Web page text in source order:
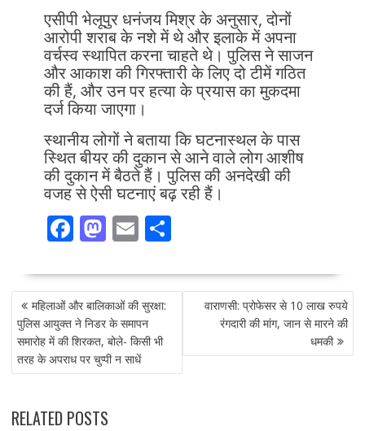
एसीपी भेलूपुर धनंजय मिश्र के अनुसार, दोनों
आरोपी शराब के नशे में थे और इलाके में अपना
वर्चस्व स्थापित करना चाहते थे। पुलिस ने साजन
और आकाश की गिरफ्तारी के लिए दो टीमें गठित
की हैं, और उन पर हत्या के प्रयास का मुकदमा
दर्ज किया जाएगा।
स्थानीय लोगों ने बताया कि घटनास्थल के पास
स्थित बीयर की दुकान से आने वाले लोग आशीष
की दुकान में बैठते हैं। पुलिस की अनदेखी की
वजह से ऐसी घटनाएं बढ़ रही हैं।
F
e
b
o
o
k
M
to
d
o
n
E
ai
l
S
ar
POST
NAVIGATION
महिलाओं और बालिकाओं की सुरक्षा:
पुलिस आयुक्त ने निडर के समापन
समारोह में की शिरकत, बोले- किसी भी
तरह के अपराध पर चुप्पी न साधें
वाराणसी: प्रोफेसर से 10 लाख रुपये
रंगदारी की मांग, जान से मारने की
धमकी
RELATED POSTS